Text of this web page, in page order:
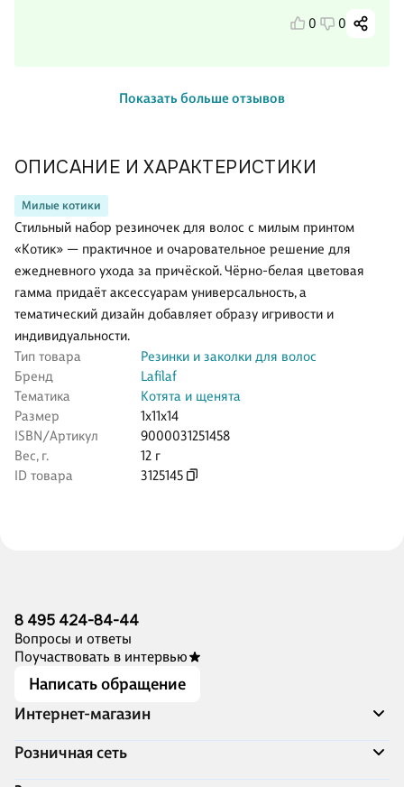
ОПИСАНИЕ И ХАРАКТЕРИСТИКИ
Милые котики
Стильный набор резиночек для волос с милым принтом
«Котик» — практичное и очаровательное решение для
ежедневного ухода за причёской. Чёрно‑белая цветовая
гамма придаёт аксессуарам универсальность, а
тематический дизайн добавляет образу игривости и
индивидуальности.
Тип товара
Резинки и заколки для волос
Бренд
Lafilaf
Тематика
Котята и щенята
Размер
1x11x14
ISBN/Артикул
9000031251458
Вес, г.
12 г
ID товара
3125145
0 0
Показать больше отзывов
8 495 424-84-44
Вопросы и ответы
Поучаствовать в интервью
Написать обращение
Интернет-магазин
Акции
Розничная сеть